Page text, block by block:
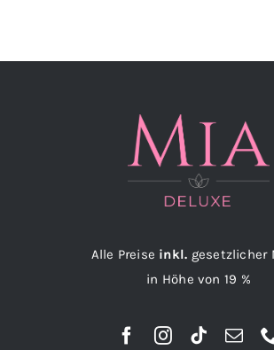
Alle Preise inkl. gesetzlicher
in Höhe von 19 %